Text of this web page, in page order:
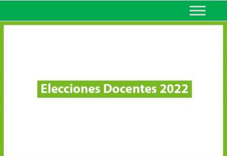
MINISTERIO DE EDUCACIÓN
DE CORRIENTES